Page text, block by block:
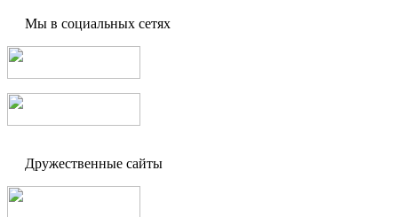
Мы в социальных сетях
Дружественные сайты